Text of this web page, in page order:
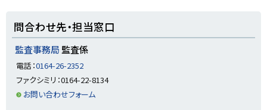
問合わせ先・担当窓口
監査事務局監査係
電話：0164-26-2352
ファクシミリ：0164-22-8134
お問い合わせフォーム